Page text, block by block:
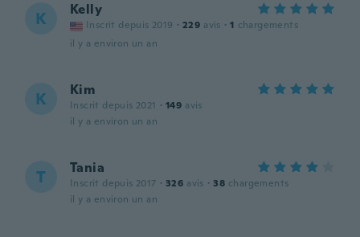
K Kelly
Inscrit depuis 2019 · 229 avis · 1 chargements
il y a environ un an
K Kim
Inscrit depuis 2021 · 149 avis
il y a environ un an
T Tania
Inscrit depuis 2017 · 326 avis · 38 chargements
il y a environ un an